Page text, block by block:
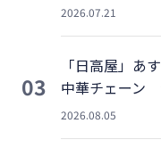
2026.07.21
03
「日高屋」
中華チェーン
2026.08.05